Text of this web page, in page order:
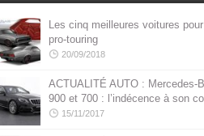
Les cinq meilleures voitures
pro-touring
20/09/2018
ACTUALITÉ AUTO : Mercedes-
900 et 700 : l’indécence à son
15/11/2017